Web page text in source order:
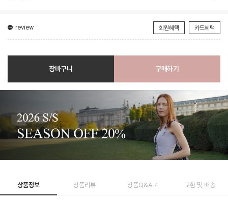
review 회원혜택 카드혜택
장바구니 구매하기
상품정보 상품리뷰 상품Q&A 4 교환 및 배송